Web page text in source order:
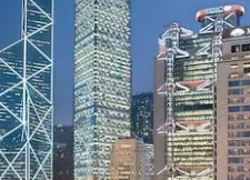
【香港機場】環亞貴賓室Plaza
Premium Lounge（Priority Pass、龍
騰卡配合貴賓室）